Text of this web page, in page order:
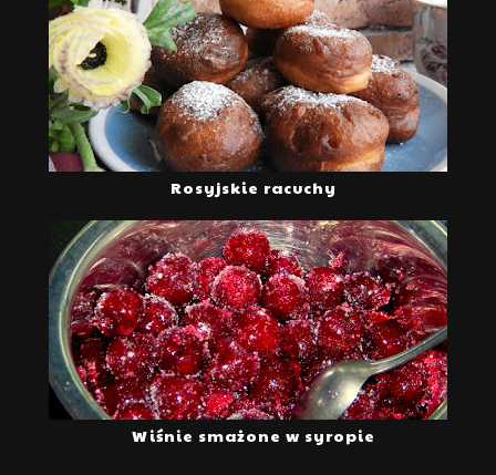
Rosyjskie racuchy
Wiśnie smażone w syropie